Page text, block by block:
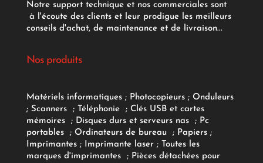
Notre support technique et nos commerciales sont
à l'écoute des clients et leur prodigue les meilleurs
conseils d'achat, de maintenance et de livraison...
Nos produits
Matériels informatiques; Photocopieurs; Onduleurs
; Scanners ; Téléphonie ; Clés USB et cartes
mémoires
; Disques durs et serveurs nas ; Pc
portables
; Ordinateurs de bureau ; Papiers;
Imprimantes;Imprimante laser; Toutes les
marques d'imprimantes
; Pièces détachées pour